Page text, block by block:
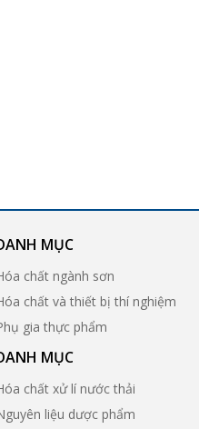
MỤC
chất ngành sơn
chất và thiết bị thí nghiệm
gia thực phẩm
MỤC
chất xử lí nước thải
liệu dược phẩm